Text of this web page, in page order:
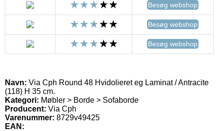
Besøg webshop
Besøg webshop
Besøg webshop
Navn: Via Cph Round 48 Hvidolieret eg Laminat / Antracite
(118) H 35 cm.
Kategori: Møbler > Borde > Sofaborde
Producent: Via Cph
Varenummer: 8729v49425
EAN: